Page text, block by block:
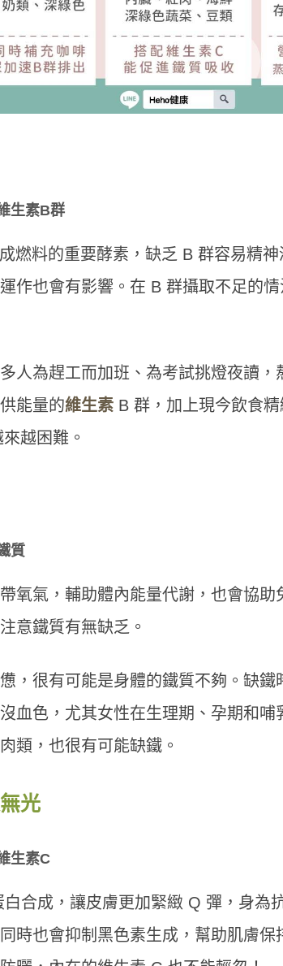
生素B群
燃料的重要酵素，缺乏 B 群容易精
作也會有影響。在 B 群攝取不足的
人為趕工而加班、為考試挑燈夜讀
能量的維生素 B 群，加上現今飲食
越困難。
質
氧氣，輔助體內能量代謝，也會協助
意鐵質有無缺乏。
，很有可能是身體的鐵質不夠。缺
血色，尤其女性在生理期、孕期和
類，也很有可能缺鐵。
光
生素C
合成，讓皮膚更加緊緻 Q 彈，身為
時也會抑制黑色素生成，幫助肌膚